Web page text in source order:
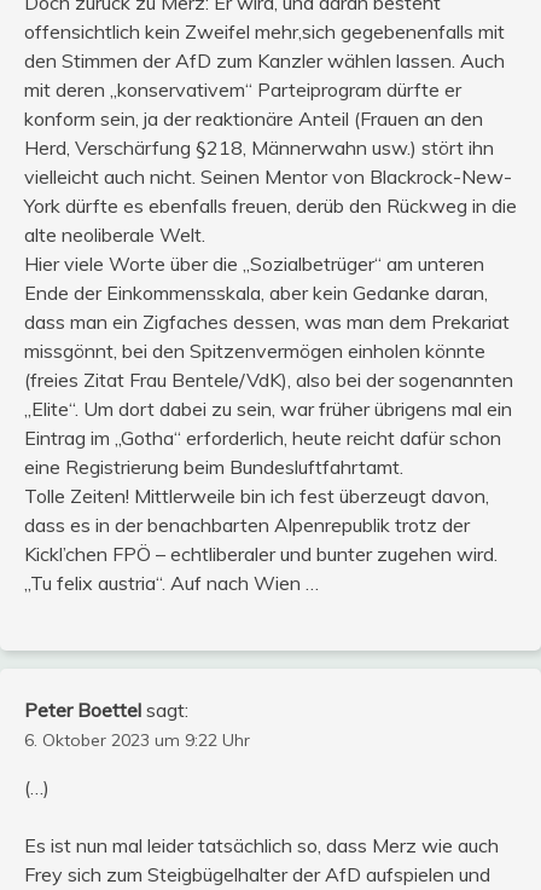
offensichtlich kein Zweifel mehr,sich gegebenenfalls mit
den Stimmen der AfD zum Kanzler wählen lassen. Auch
mit deren „konservativem“ Parteiprogram dürfte er
konform sein, ja der reaktionäre Anteil (Frauen an den
Herd, Verschärfung §218, Männerwahn usw.) stört ihn
vielleicht auch nicht. Seinen Mentor von Blackrock-New-
York dürfte es ebenfalls freuen, derüb den Rückweg in die
alte neoliberale Welt.
Hier viele Worte über die „Sozialbetrüger“ am unteren
Ende der Einkommensskala, aber kein Gedanke daran,
dass man ein Zigfaches dessen, was man dem Prekariat
missgönnt, bei den Spitzenvermögen einholen könnte
(freies Zitat Frau Bentele/VdK), also bei der sogenannten
„Elite“. Um dort dabei zu sein, war früher übrigens mal ein
Eintrag im „Gotha“ erforderlich, heute reicht dafür schon
eine Registrierung beim Bundesluftfahrtamt.
Tolle Zeiten! Mittlerweile bin ich fest überzeugt davon,
dass es in der benachbarten Alpenrepublik trotz der
Kickl’chen FPÖ – echtliberaler und bunter zugehen wird.
„Tu felix austria“. Auf nach Wien …
Peter Boettel sagt:
6. Oktober 2023 um 9:22 Uhr
(…)
Es ist nun mal leider tatsächlich so, dass Merz wie auch
Frey sich zum Steigbügelhalter der AfD aufspielen und